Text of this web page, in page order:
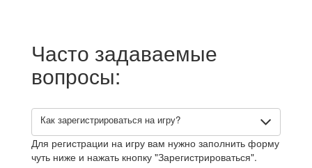
Часто задаваемые
вопросы:
Как зарегистрироваться на игру?
Для регистрации на игру вам нужно заполнить форму
чуть ниже и нажать кнопку "Зарегистрироваться".